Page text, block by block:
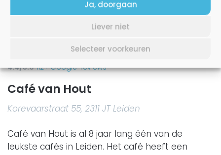
Ja, doorgaan
Liever niet
Selecteer voorkeuren
4.4/5.0 112+ Google-reviews
Café van Hout
Korevaarstraat 55, 2311 JT Leiden
Café van Hout is al 8 jaar lang één van de
leukste cafés in Leiden. Het café heeft een